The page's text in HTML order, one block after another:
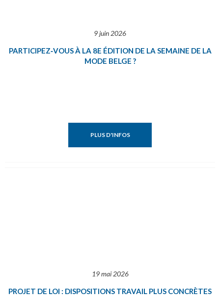
9 juin 2026
PARTICIPEZ‑VOUS À LA 8E ÉDITION DE LA SEMAINE DE LA
MODE BELGE ?
PLUS D'INFOS
19 mai 2026
PROJET DE LOI : DISPOSITIONS TRAVAIL PLUS CONCRÈTES